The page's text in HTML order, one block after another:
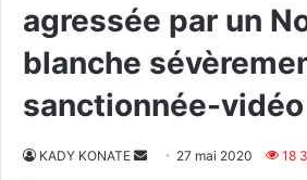
agressée par un
blanche
sanctionnée-vidéo
KADY KONATE
Envoyer27 mai 2020 18